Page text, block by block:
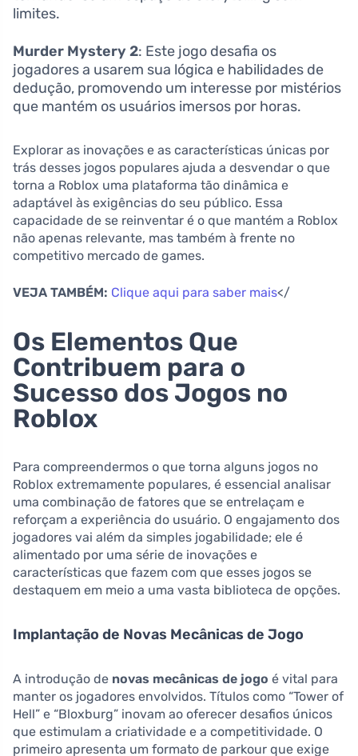
limites.
Murder Mystery 2: Este jogo desafia os
jogadores a usarem sua lógica e habilidades de
dedução, promovendo um interesse por mistérios
que mantém os usuários imersos por horas.
Explorar as inovações e as características únicas por
trás desses jogos populares ajuda a desvendar o que
torna a Roblox uma plataforma tão dinâmica e
adaptável às exigências do seu público. Essa
capacidade de se reinventar é o que mantém a Roblox
não apenas relevante, mas também à frente no
competitivo mercado de games.
VEJA TAMBÉM: Clique aqui para saber mais</
Os Elementos Que
Contribuem para o
Sucesso dos Jogos no
Roblox
Para compreendermos o que torna alguns jogos no
Roblox extremamente populares, é essencial analisar
uma combinação de fatores que se entrelaçam e
reforçam a experiência do usuário. O engajamento dos
jogadores vai além da simples jogabilidade; ele é
alimentado por uma série de inovações e
características que fazem com que esses jogos se
destaquem em meio a uma vasta biblioteca de opções.
Implantação de Novas Mecânicas de Jogo
A introdução de novas mecânicas de jogo é vital para
manter os jogadores envolvidos. Títulos como “Tower of
Hell” e “Bloxburg” inovam ao oferecer desafios únicos
que estimulam a criatividade e a competitividade. O
primeiro apresenta um formato de parkour que exige